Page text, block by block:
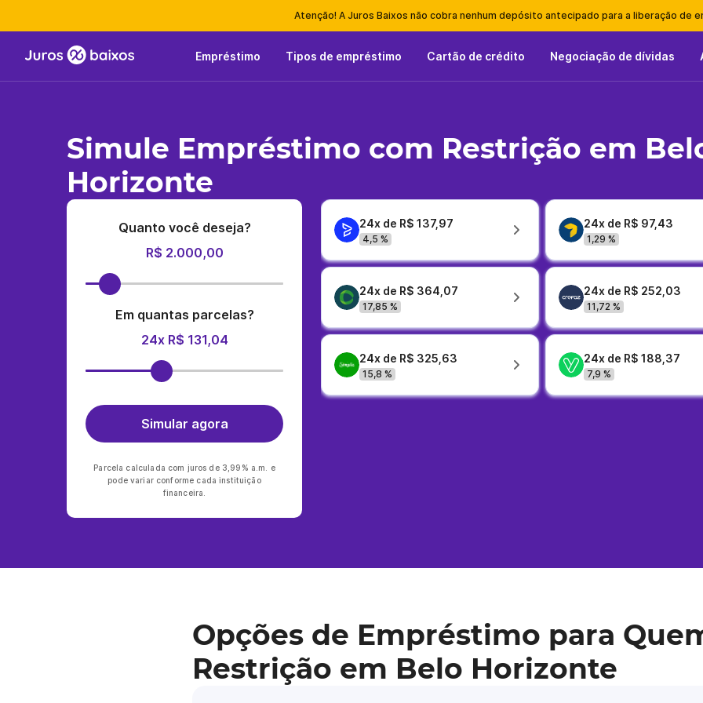
Atenção! A Juros Baixos não cobra nenhum depósito antecipado para a liberação de
Empréstimo Tipos de empréstimo Cartão de crédito Negociação de dívidas
Simule Empréstimo com Restrição em
Horizonte
Quanto você deseja?
R$ 2.000,00
Em quantas parcelas?
24x R$ 131,04
Simular agora
Parcela calculada com juros de 3,99% a.m. e
pode variar conforme cada instituição
financeira.
24x de R$ 137,97
4,5 %
24x de R$ 97,43
1,29 %
24x de R$ 364,07
17,85 %
24x de R$ 252,03
11,72 %
24x de R$ 325,63
15,8 %
24x de R$ 188,37
7,9 %
Opções de Empréstimo para
Restrição em Belo Horizonte